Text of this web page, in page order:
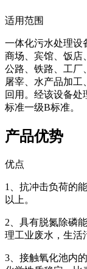
适用范围
一体化污水处理设
商场、宾馆、饭店
公路、铁路、工厂
屠宰、水产品加工
回用。经该设备处
标准一级B标准。
产品优势
优点
1、抗冲击负荷的
以上。
2、具有脱氮除磷
理工业废水，生活
3、接触氧化池内